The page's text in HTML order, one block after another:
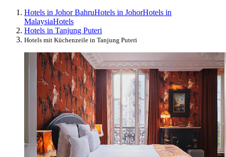
Hotels in Johor BahruHotels in JohorHotels in
MalaysiaHotels
Hotels in Tanjung Puteri
Hotels mit Küchenzeile in Tanjung Puteri